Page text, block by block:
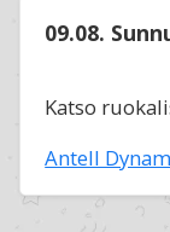
09.08.
Katso
Antell